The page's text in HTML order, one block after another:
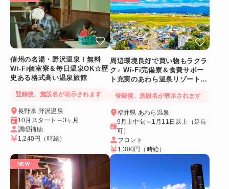
信州の名湯・野沢温泉！無料
Wi-Fi個室寮＆毎日温泉OK☆歴
史ある格式高い温泉旅館
登録後、施設名が表示されます
長野県 野沢温泉
10月スタート～3ヶ月
調理補助
1,240円 （時給）
周辺環境良好で買い物もラクラ
ク♪ Wi-Fi完備寮＆食費サポー
ト充実のあわら温泉リゾートバ
登録後、施設名が表示されます
福井県 あわら温泉
9月上中旬～1月11日以上（延長
可）
フロント
1,300円 （時給）